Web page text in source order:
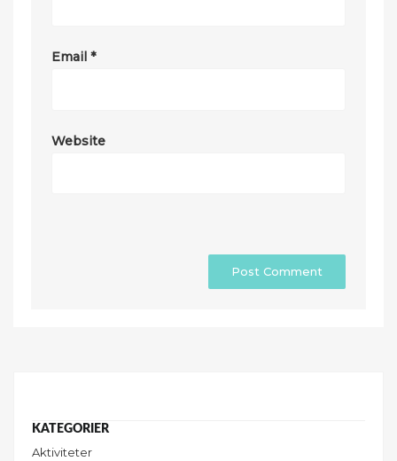
Email *
Website
Aktiviteter